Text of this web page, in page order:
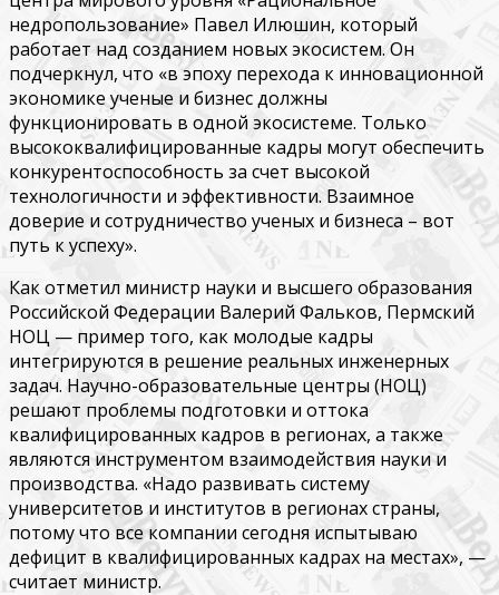
недропользование» Павел Илюшин, который
работает над созданием новых экосистем. Он
подчеркнул, что «в эпоху перехода к инновационной
экономике ученые и бизнес должны
функционировать в одной экосистеме. Только
высококвалифицированные кадры могут обеспечить
конкурентоспособность за счет высокой
технологичности и эффективности. Взаимное
доверие и сотрудничество ученых и бизнеса – вот
путь к успеху».
Как отметил министр науки и высшего образования
Российской Федерации Валерий Фальков, Пермский
НОЦ — пример того, как молодые кадры
интегрируются в решение реальных инженерных
задач. Научно-образовательные центры (НОЦ)
решают проблемы подготовки и оттока
квалифицированных кадров в регионах, а также
являются инструментом взаимодействия науки и
производства. «Надо развивать систему
университетов и институтов в регионах страны,
потому что все компании сегодня испытываю
дефицит в квалифицированных кадрах на местах», —
считает министр.